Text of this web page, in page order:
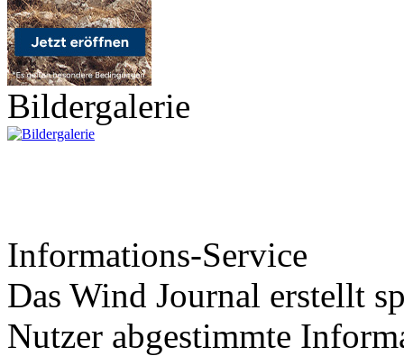
Bildergalerie
Informations-Service
Das Wind Journal erstellt
Nutzer abgestimmte